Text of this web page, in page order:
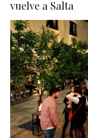
vuelve a Salta